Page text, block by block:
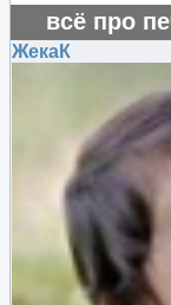
всё про
ЖекаК